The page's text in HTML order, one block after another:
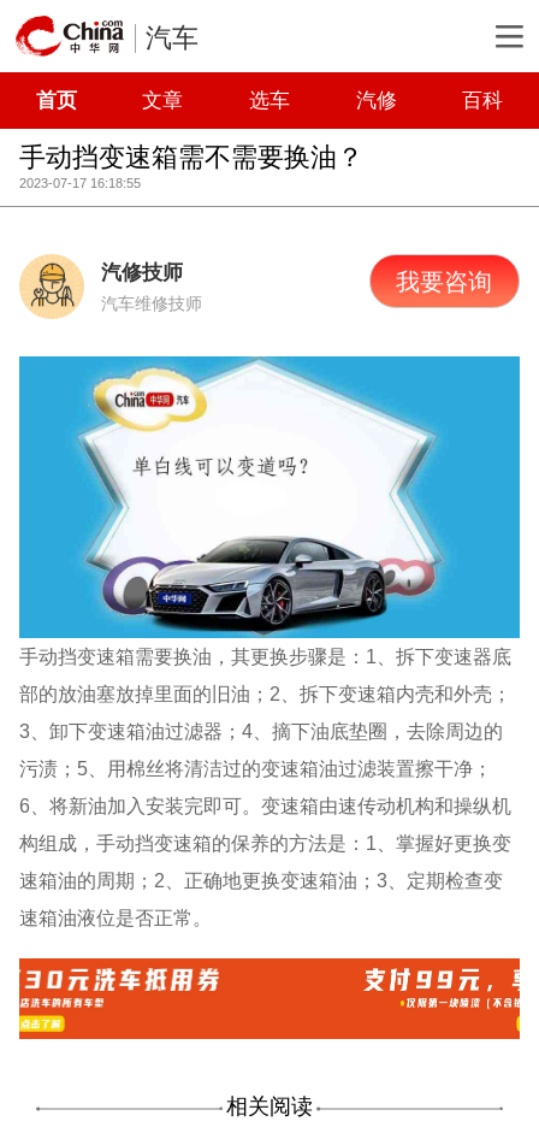
汽车
首页 文章 选车 汽修 百科
手动挡变速箱需不需要换油？
2023-07-17 16:18:55
汽修技师
汽车维修技师
我要咨询
手动挡变速箱需要换油，其更换步骤是：1、拆下变速器底
部的放油塞放掉里面的旧油；2、拆下变速箱内壳和外壳；
3、卸下变速箱油过滤器；4、摘下油底垫圈，去除周边的
污渍；5、用棉丝将清洁过的变速箱油过滤装置擦干净；
6、将新油加入安装完即可。变速箱由速传动机构和操纵机
构组成，手动挡变速箱的保养的方法是：1、掌握好更换变
速箱油的周期；2、正确地更换变速箱油；3、定期检查变
速箱油液位是否正常。
相关阅读